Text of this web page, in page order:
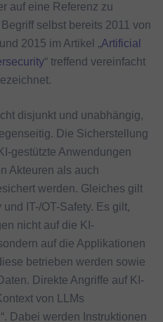
auf eine Referenz zu
selbst bereits 2011 von
2015 im Artikel „Artificial
“ treffend vereinfacht
disjunkt und unabhängig,
Die Sicherstellung
gestützte Anwendungen
Akteuren als auch
werden. Gleiches gilt
IT-/OT-Safety. Es gilt,
nicht auf die KI-
auf die Applikationen
betrieben werden sowie
Direkte Angriffe auf KI-
von LLMs
Dabei werden Instruktionen